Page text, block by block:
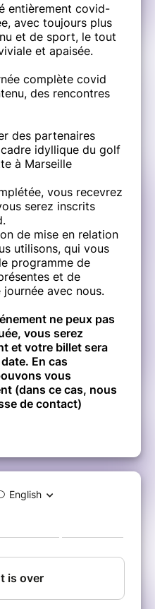
entièrement covid-
avec toujours plus
et de sport, le tout
et apaisée.
complète covid
des rencontres
des partenaires
idyllique du golf
à Marseille
vous recevrez
serez inscrits
de mise en relation
utilisons, qui vous
programme de
et de
avec nous.
ne peux pas
vous serez
et votre billet sera
En cas
vous
(dans ce cas, nous
de contact)